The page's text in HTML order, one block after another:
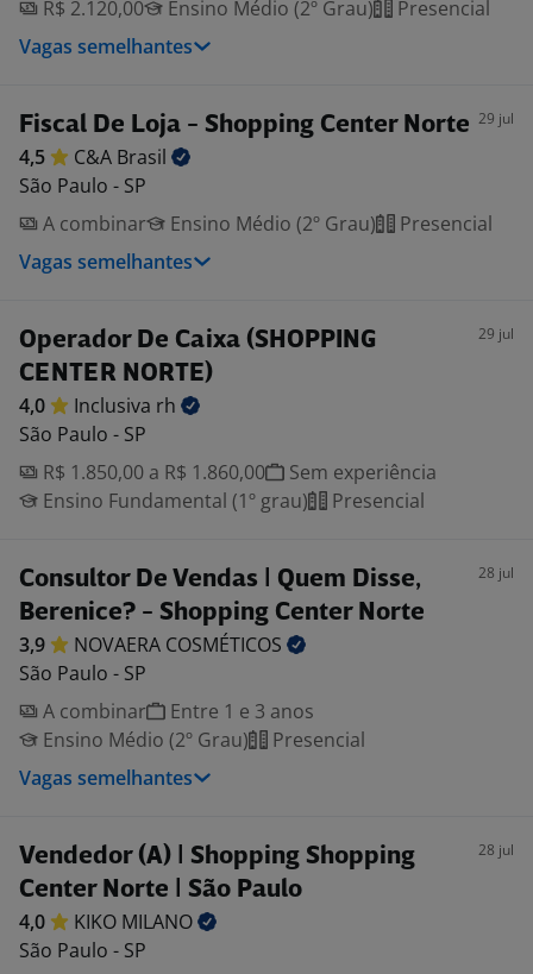
R$ 2.120,00
Ensino Médio (2º Grau)
Presencial
Vagas semelhantes
Fiscal De Loja - Shopping Center Norte 29 jul
4,5 C&A Brasil
São Paulo - SP
A combinar
Ensino Médio (2º Grau)
Presencial
Vagas semelhantes
Operador De Caixa (SHOPPING
CENTER NORTE)
29 jul
4,0 Inclusiva rh
São Paulo - SP
R$ 1.850,00 a R$ 1.860,00
Sem experiência
Ensino Fundamental (1º grau)
Presencial
Consultor De Vendas | Quem Disse,
Berenice? - Shopping Center Norte
28 jul
3,9 NOVAERA COSMÉTICOS
São Paulo - SP
A combinar
Entre 1 e 3 anos
Ensino Médio (2º Grau)
Presencial
Vagas semelhantes
Vendedor (A) | Shopping Shopping
Center Norte | São Paulo
28 jul
4,0 KIKO MILANO
São Paulo - SP